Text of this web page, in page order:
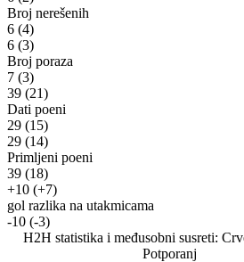
Broj nerešenih
6 (4)
6 (3)
Broj poraza
7 (3)
39 (21)
Dati poeni
29 (15)
29 (14)
Primljeni poeni
39 (18)
+10 (+7)
gol razlika na utakmicama
-10 (-3)
H2H statistika i međusobni susreti:
Potporanj